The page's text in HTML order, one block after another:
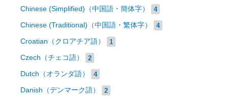
Chinese (Simplified)（中国語・簡体字） 4
Chinese (Traditional)（中国語・繁体字） 4
Croatian（クロアチア語） 1
Czech（チェコ語） 2
Dutch（オランダ語） 4
Danish（デンマーク語） 2